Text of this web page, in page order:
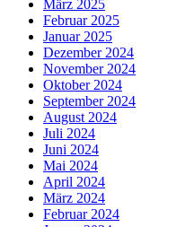
März 2025
Februar 2025
Januar 2025
Dezember 2024
November 2024
Oktober 2024
September 2024
August 2024
Juli 2024
Juni 2024
Mai 2024
April 2024
März 2024
Februar 2024